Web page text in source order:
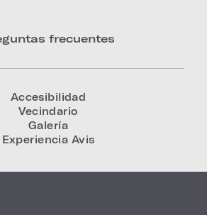
frecuentes
Accesibilidad
Vecindario
Galería
Experiencia Avis